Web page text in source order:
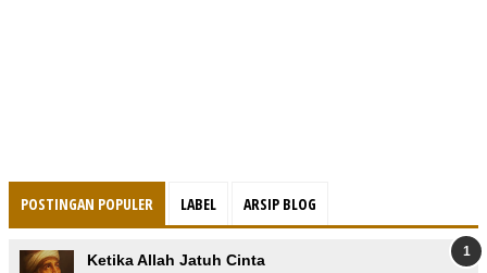
POSTINGAN POPULER LABEL ARSIP BLOG
Ketika Allah Jatuh Cinta